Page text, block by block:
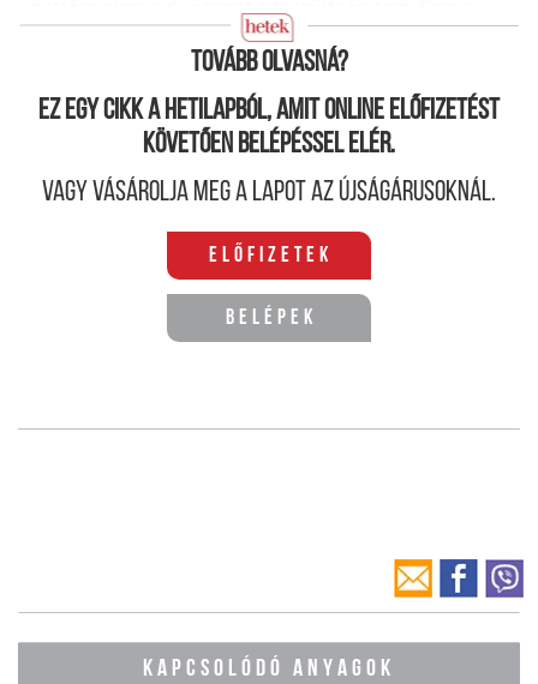
fociban, sem a kohászatban.
Tovább olvasná?
Ez egy cikk a hetilapból, amit online előfizetést
követően belépéssel elér.
Vagy vásárolja meg a lapot az újságárusoknál.
Előfizetek
Belépek
KAPCSOLÓDÓ ANYAGOK